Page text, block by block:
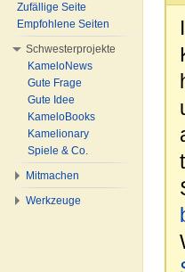
Zufällige Seite
Empfohlene Seiten
Schwesterprojekte
KameloNews
Gute Frage
Gute Idee
KameloBooks
Kamelionary
Spiele & Co.
Mitmachen
Werkzeuge